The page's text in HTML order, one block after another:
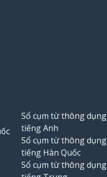
Sổ cụm từ thông dụng
tiếng Anh
Sổ cụm từ thông dụng
tiếng Hàn Quốc
Sổ cụm từ thông dụng